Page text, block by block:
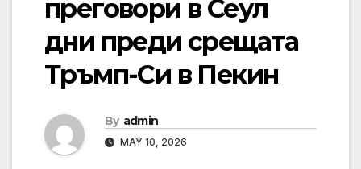
преговори в Сеул
дни преди срещата
Тръмп-Си в Пекин
By admin
MAY 10, 2026